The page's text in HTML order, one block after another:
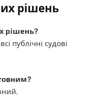
рішень
рішень?
публічні судові